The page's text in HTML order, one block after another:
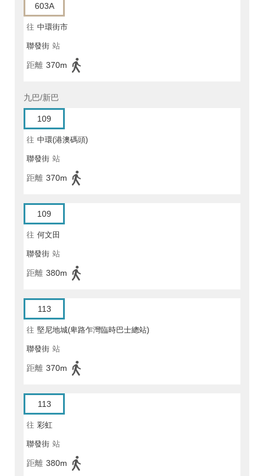
603A
往 中環街市
聯發街 站
距離 370m
九巴/新巴
109
往 中環(港澳碼頭)
聯發街 站
距離 370m
109
往 何文田
聯發街 站
距離 380m
113
往 堅尼地城(卑路乍灣臨時巴士總站)
聯發街 站
距離 370m
113
往 彩虹
聯發街 站
距離 380m